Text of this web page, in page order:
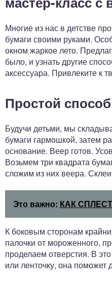
Многие из нас в детстве
бумаги своими руками.
окном жаркое лето.
было, и узнать другие
аксессуара. Привлеките к
Простой способ
Будучи детьми, мы
бумаги гармошкой, затем
основание. Веер готов.
Возьмем три квадрата
сложим из них веера.
Это важно: КАК
К боковым сторонам
палочки от мороженного,
проделаем отверстия. В
или ленточку, она